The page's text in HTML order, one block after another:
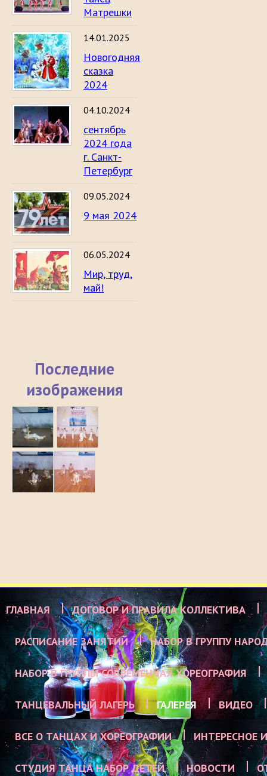
Матрешки
14.01.2025
Новогодняя
сказка
2024
04.10.2024
сентябрь
2024 года
г. Санкт-
Петербург
09.05.2024
9 мая 2024
06.05.2024
Мир, труд,
май!
Последние
изображения
ГЛАВНАЯ ДОГОВОР И ПРАВИЛА КОЛЛЕКТИВА
РАСПИСАНИЕ ЗАНЯТИЙ НАБОР В ГРУППУ
НАБОР В ГРУППЫ СОВРЕМЕННАЯ ХОРЕОГРАФИЯ
ТАНЦЕВАЛЬНЫЙ ЛАГЕРЬ ГАЛЕРЕЯ ВИДЕО
ВСЕ О ТАНЦАХ И ХОРЕОГРАФИИ ИНТЕРЕСНОЕ
СТУДИЯ ТАНЦА НАБОР ДЕТЕЙ НОВОСТИ